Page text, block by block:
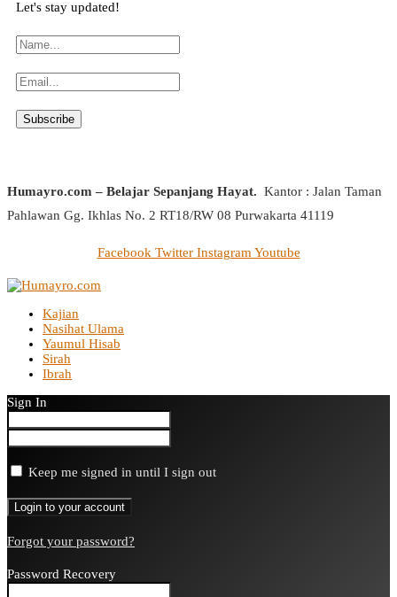
Let's stay updated!
Humayro.com – Belajar Sepanjang Hayat. Kantor : Jalan Taman
Pahlawan Gg. Ikhlas No. 2 RT18/RW 08 Purwakarta 41119
Facebook Twitter Instagram Youtube
Kajian
Nasihat Ulama
Yaumul Hisab
Sirah
Ibrah
Sign In
Keep me signed in until I sign out
Forgot your password?
Password Recovery